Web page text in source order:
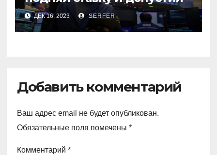
продажу валюты. Обзор
финансового рынка от 15
декабря
ДЕК 16, 2023 SERFER
Добавить комментарий
Ваш адрес email не будет опубликован.
Обязательные поля помечены *
Комментарий *